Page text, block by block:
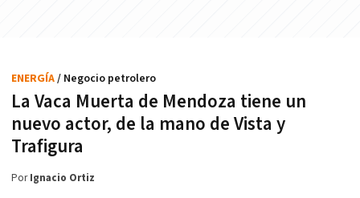
La Vaca Muerta de Mendoza tiene un
nuevo actor, de la mano de Vista y
Trafigura
ENERGÍA/ Negocio petrolero
PorIgnacio Ortiz